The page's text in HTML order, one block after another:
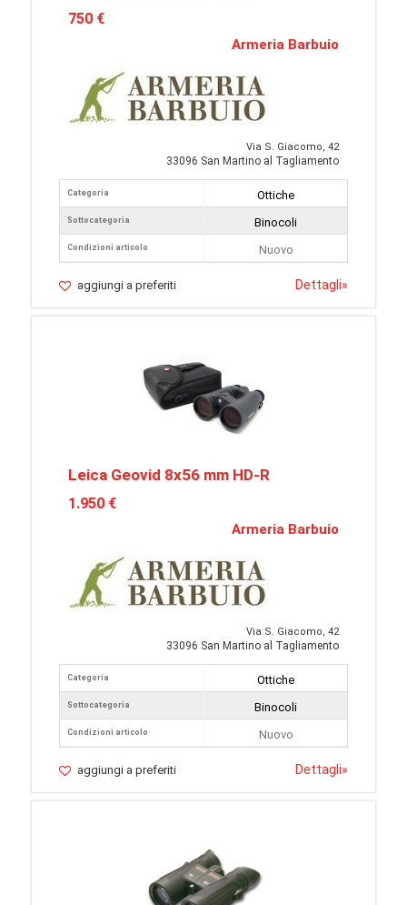
750 €
Armeria Barbuio
Via S. Giacomo, 42
33096 San Martino al Tagliamento
Categoria
Sottocategoria
Condizioni articolo
Ottiche
Binocoli
Nuovo
aggiungi a preferiti Dettagli»
Leica Geovid 8x56 mm HD-R
1.950 €
Armeria Barbuio
Via S. Giacomo, 42
33096 San Martino al Tagliamento
Categoria
Sottocategoria
Condizioni articolo
Ottiche
Binocoli
Nuovo
aggiungi a preferiti Dettagli»